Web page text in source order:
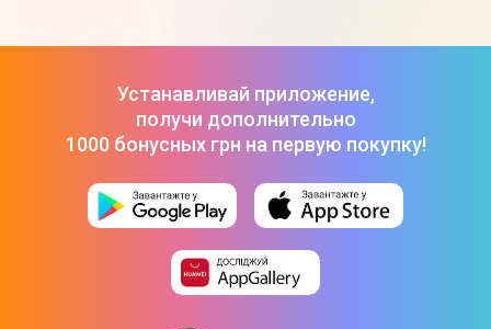
Устанавливай приложение,
получи дополнительно
1000 бонусных грн на первую покупку!